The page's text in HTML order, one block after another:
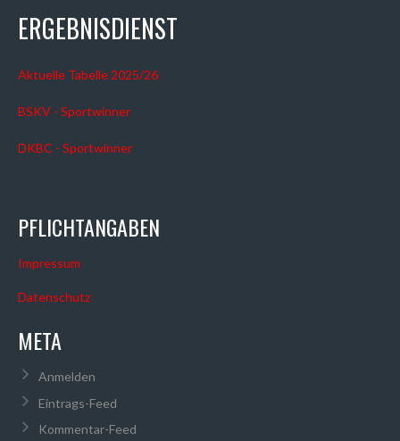
ERGEBNISDIENST
Aktuelle Tabelle 2025/26
BSKV - Sportwinner
DKBC - Sportwinner
PFLICHTANGABEN
Impressum
Datenschutz
META
Anmelden
Eintrags-Feed
Kommentar-Feed